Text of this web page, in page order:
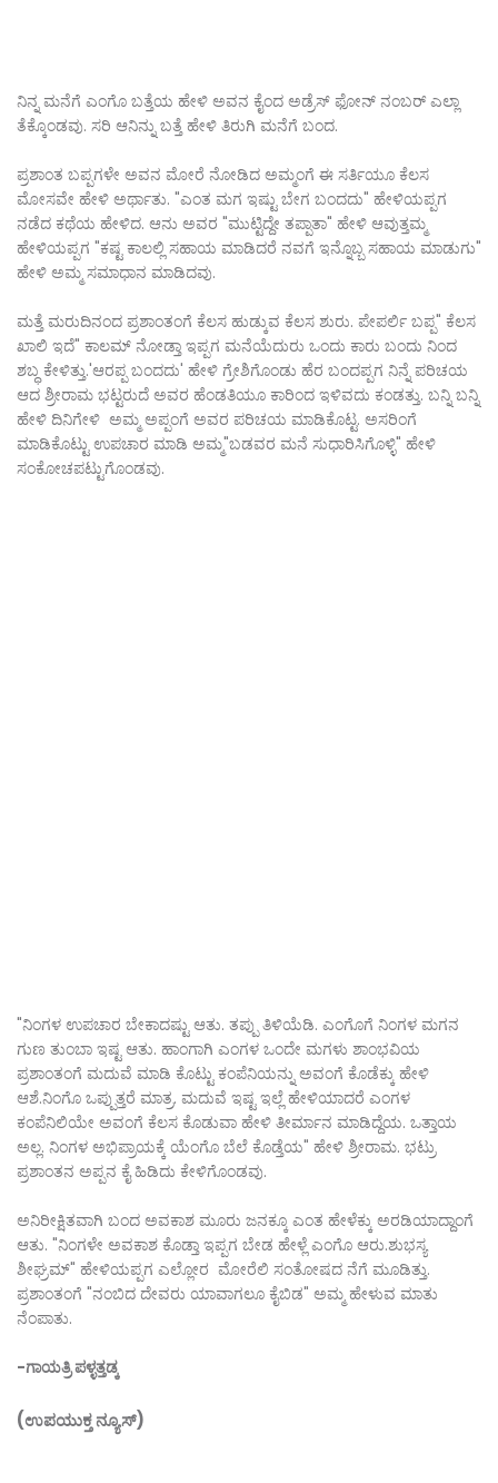
ನಿನ್ನ ಮನೆಗೆ ಎಂಗೊ ಬತ್ತೆಯ ಹೇಳಿ ಅವನ ಕೈಂದ ಅಡ್ರೆಸ್ ಫೋನ್ ನಂಬರ್ ಎಲ್ಲಾ
ತೆಕ್ಕೊಂಡವು. ಸರಿ ಆನಿನ್ನು ಬತ್ತೆ ಹೇಳಿ ತಿರುಗಿ ಮನೆಗೆ ಬಂದ.
ಪ್ರಶಾಂತ ಬಪ್ಪಗಳೇ ಅವನ ಮೋರೆ ನೋಡಿದ ಅಮ್ಮಂಗೆ ಈ ಸರ್ತಿಯೂ ಕೆಲಸ
ಮೋಸವೇ ಹೇಳಿ ಅರ್ಥಾತು. "ಎಂತ ಮಗ ಇಷ್ಟು ಬೇಗ ಬಂದದು" ಹೇಳಿಯಪ್ಪಗ
ನಡೆದ ಕಥೆಯ ಹೇಳಿದ. ಆನು ಅವರ "ಮುಟ್ಟಿದ್ದೇ ತಪ್ಪಾತಾ" ಹೇಳಿ ಆವುತ್ತಮ್ಮ
ಹೇಳಿಯಪ್ಪಗ "ಕಷ್ಟ ಕಾಲಲ್ಲಿ ಸಹಾಯ ಮಾಡಿದರೆ ನವಗೆ ಇನ್ನೊಬ್ಬ ಸಹಾಯ ಮಾಡುಗು"
ಹೇಳಿ ಅಮ್ಮ ಸಮಾಧಾನ ಮಾಡಿದವು.
ಮತ್ತೆ ಮರುದಿನಂದ ಪ್ರಶಾಂತಂಗೆ ಕೆಲಸ ಹುಡ್ಕುವ ಕೆಲಸ ಶುರು. ಪೇಪರ್ಲಿ ಬಪ್ಪ" ಕೆಲಸ
ಖಾಲಿ ಇದೆ" ಕಾಲಮ್ ನೋಡ್ತಾ ಇಪ್ಪಗ ಮನೆಯೆದುರು ಒಂದು ಕಾರು ಬಂದು ನಿಂದ
ಶಬ್ಧ ಕೇಳಿತ್ತು.'ಆರಪ್ಪ ಬಂದದು' ಹೇಳಿ ಗ್ರೇಶಿಗೊಂಡು ಹೆರ ಬಂದಪ್ಪಗ ನಿನ್ನೆ ಪರಿಚಯ
ಆದ ಶ್ರೀರಾಮ ಭಟ್ಟರುದೆ ಅವರ ಹೆಂಡತಿಯೂ ಕಾರಿಂದ ಇಳಿವದು ಕಂಡತ್ತು. ಬನ್ನಿ ಬನ್ನಿ
ಹೇಳಿ ದಿನಿಗೇಳಿ ಅಮ್ಮ ಅಪ್ಪಂಗೆ ಅವರ ಪರಿಚಯ ಮಾಡಿಕೊಟ್ಟ. ಅಸರಿಂಗೆ
ಮಾಡಿಕೊಟ್ಟು ಉಪಚಾರ ಮಾಡಿ ಅಮ್ಮ"ಬಡವರ ಮನೆ ಸುಧಾರಿಸಿಗೊಳ್ಳಿ" ಹೇಳಿ
ಸಂಕೋಚಪಟ್ಟುಗೊಂಡವು.
"ನಿಂಗಳ ಉಪಚಾರ ಬೇಕಾದಷ್ಟು ಆತು. ತಪ್ಪು ತಿಳಿಯೆಡಿ. ಎಂಗೊಗೆ ನಿಂಗಳ ಮಗನ
ಗುಣ ತುಂಬಾ ಇಷ್ಟ ಆತು‌. ಹಾಂಗಾಗಿ ಎಂಗಳ ಒಂದೇ ಮಗಳು ಶಾಂಭವಿಯ
ಪ್ರಶಾಂತಂಗೆ ಮದುವೆ ಮಾಡಿ ಕೊಟ್ಟು ಕಂಪೆನಿಯನ್ನು ಅವಂಗೆ ಕೊಡೆಕ್ಕು ಹೇಳಿ
ಆಶೆ.ನಿಂಗೊ ಒಪ್ಪುತ್ತರೆ ಮಾತ್ರ. ಮದುವೆ ಇಷ್ಟ ಇಲ್ಲೆ ಹೇಳಿಯಾದರೆ ಎಂಗಳ
ಕಂಪೆನಿಲಿಯೇ ಅವಂಗೆ ಕೆಲಸ ಕೊಡುವಾ ಹೇಳಿ ತೀರ್ಮಾನ ಮಾಡಿದ್ದೆಯ. ಒತ್ತಾಯ
ಅಲ್ಲ. ನಿಂಗಳ ಅಭಿಪ್ರಾಯಕ್ಕೆ ಯೆಂಗೊ ಬೆಲೆ ಕೊಡ್ತೆಯ" ಹೇಳಿ ಶ್ರೀರಾಮ. ಭಟ್ರು
ಪ್ರಶಾಂತನ ಅಪ್ಪನ ಕೈ ಹಿಡಿದು ಕೇಳಿಗೊಂಡವು.
ಅನಿರೀಕ್ಷಿತವಾಗಿ‌ ಬಂದ ಅವಕಾಶ ಮೂರು ಜನಕ್ಕೂ ಎಂತ ಹೇಳೆಕ್ಕು ಅರಡಿಯಾದ್ದಾಂಗೆ
ಆತು. "ನಿಂಗಳೇ ಅವಕಾಶ ಕೊಡ್ತಾ ಇಪ್ಪಗ ಬೇಡ ಹೇಳ್ಲೆ ಎಂಗೊ ಆರು.ಶುಭಸ್ಯ
ಶೀಘ್ರಮ್" ಹೇಳಿಯಪ್ಪಗ ಎಲ್ಲೋರ ಮೋರೆಲಿ ಸಂತೋಷದ ನೆಗೆ ಮೂಡಿತ್ತು.
ಪ್ರಶಾಂತಂಗೆ "ನಂಬಿದ ದೇವರು ಯಾವಾಗಲೂ ಕೈಬಿಡ" ಅಮ್ಮ ಹೇಳುವ ಮಾತು
ನೆಂಪಾತು.
-ಗಾಯತ್ರಿ ಪಳ್ಳತ್ತಡ್ಕ
(ಉಪಯುಕ್ತ ನ್ಯೂಸ್)